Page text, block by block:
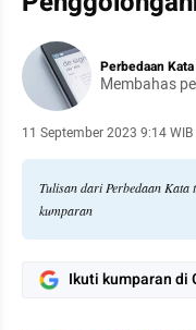
Perbedaan Kata
Membahas
11 September 2023 9:14 WIB
Tulisan dari Perbedaan
kumparan
Ikuti kumparan di